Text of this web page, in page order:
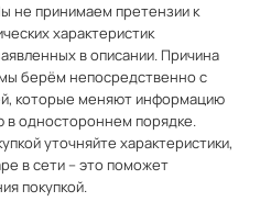
не принимаем претензии к
характеристик
в описании. Причина
берём непосредственно с
которые меняют информацию
в одностороннем порядке.
уточняйте характеристики,
в сети – это поможет
покупкой.